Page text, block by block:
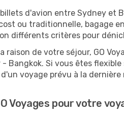
d'avion entre Sydney et
ou traditionnelle, bagage
différents critères pour
raison de votre séjour, GO
Bangkok. Si vous êtes
d'un voyage prévu à la
Voyages pour votre